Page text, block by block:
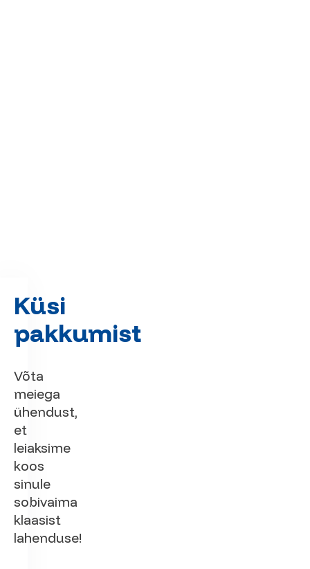
Küsi
pakkumist
Võta
meiega
ühendust,
et
leiaksime
koos
sinule
sobivaima
klaasist
lahenduse!